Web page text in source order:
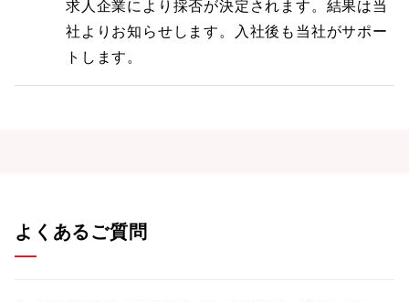
求人企業により採否が決定されます。結果は当
社よりお知らせします。入社後も当社がサポー
トします。
よくあるご質問